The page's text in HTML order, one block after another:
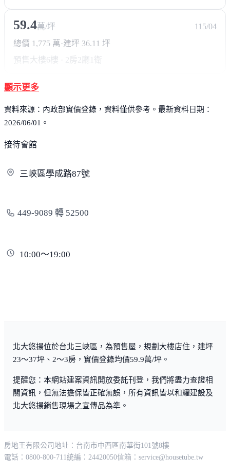
59.4萬/坪
115/04
總價 1,775 萬 ·建坪 36.11 坪
預售大樓6樓 · 2房2廳1衛
顯示更多
資料來源：內政部實價登錄，資料僅供參考。最新資料日期：
2026/06/01。
接待會館
三峽區學成路87號
449-9089 轉 52500
10:00～19:00
北大悠揚位於台北三峽區，為預售屋，規劃大樓店住，建坪
23～37坪、2～3房，實價登錄均價59.9萬/坪。
提醒您：本網站建案資訊開放委託刊登，我們將盡力查證相
關資訊，但無法擔保皆正確無誤，所有資訊皆以和耀建設及
北大悠揚銷售現場之宣傳品為準。
房地王有限公司 地址：台南市中西區南華街101號8樓
電話：0800-800-711統編：24420050信箱： service@housetube.tw